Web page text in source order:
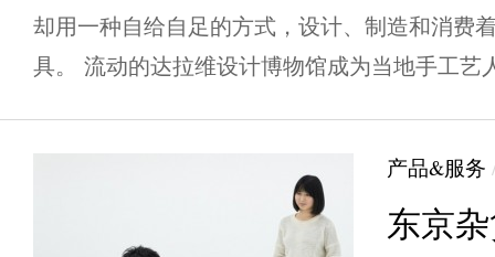
却用一种自给自足的方式，设计、制造和消费
具。 流动的达拉维设计博物馆成为当地手工
产品&服务
东京